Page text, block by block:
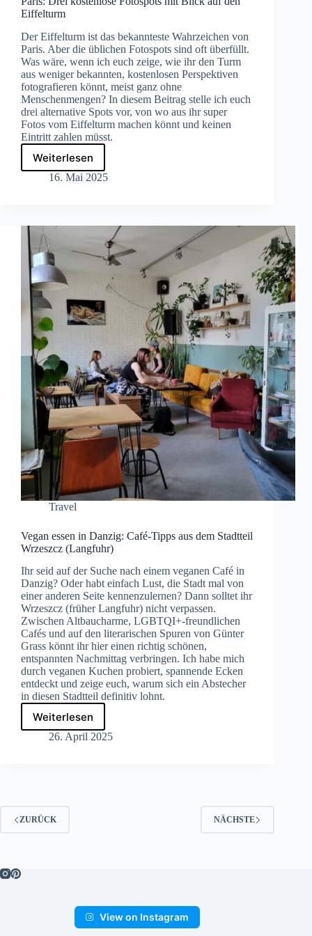
Eiffelturm
Der Eiffelturm ist das bekannteste Wahrzeichen von
Paris. Aber die üblichen Fotospots sind oft überfüllt.
Was wäre, wenn ich euch zeige, wie ihr den Turm
aus weniger bekannten, kostenlosen Perspektiven
fotografieren könnt, meist ganz ohne
Menschenmengen? In diesem Beitrag stelle ich euch
drei alternative Spots vor, von wo aus ihr super
Fotos vom Eiffelturm machen könnt und keinen
Eintritt zahlen müsst.
Weiterlesen
Paris:
Drei
Blick
den
Eiffelturm
16. Mai 2025
Travel
Vegan essen in Danzig: Café-Tipps aus dem Stadtteil
Wrzeszcz (Langfuhr)
Ihr seid auf der Suche nach einem veganen Café in
Danzig? Oder habt einfach Lust, die Stadt mal von
einer anderen Seite kennenzulernen? Dann solltet ihr
Wrzeszcz (früher Langfuhr) nicht verpassen.
Zwischen Altbaucharme, LGBTQI+-freundlichen
Cafés und auf den literarischen Spuren von Günter
Grass könnt ihr hier einen richtig schönen,
entspannten Nachmittag verbringen. Ich habe mich
durch veganen Kuchen probiert, spannende Ecken
entdeckt und zeige euch, warum sich ein Abstecher
in diesen Stadtteil definitiv lohnt.
Weiterlesen
Vegan
essen
26. April 2025
ZURÜCK NÄCHSTE
View on Instagram